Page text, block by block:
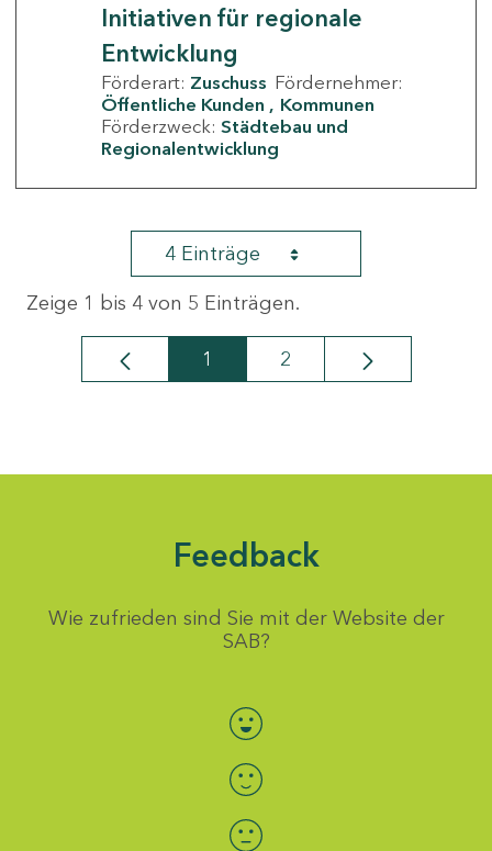
Initiativen für regionale
Entwicklung
Förderart: Zuschuss Fördernehmer:
Öffentliche Kunden
Kommunen
Förderzweck: Städtebau und
Regionalentwicklung
4 Einträge
Zeige 1 bis 4 von 5 Einträgen.
Seite
1 Seite
2
Feedback
Wie zufrieden sind Sie mit der Website der
SAB?
Bewertung auswählen